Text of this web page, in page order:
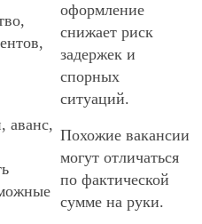
оформление
снижает риск
задержек и
спорных
ситуаций.
аванс,
Похожие вакансии
могут отличаться
по фактической
сумме на руки.